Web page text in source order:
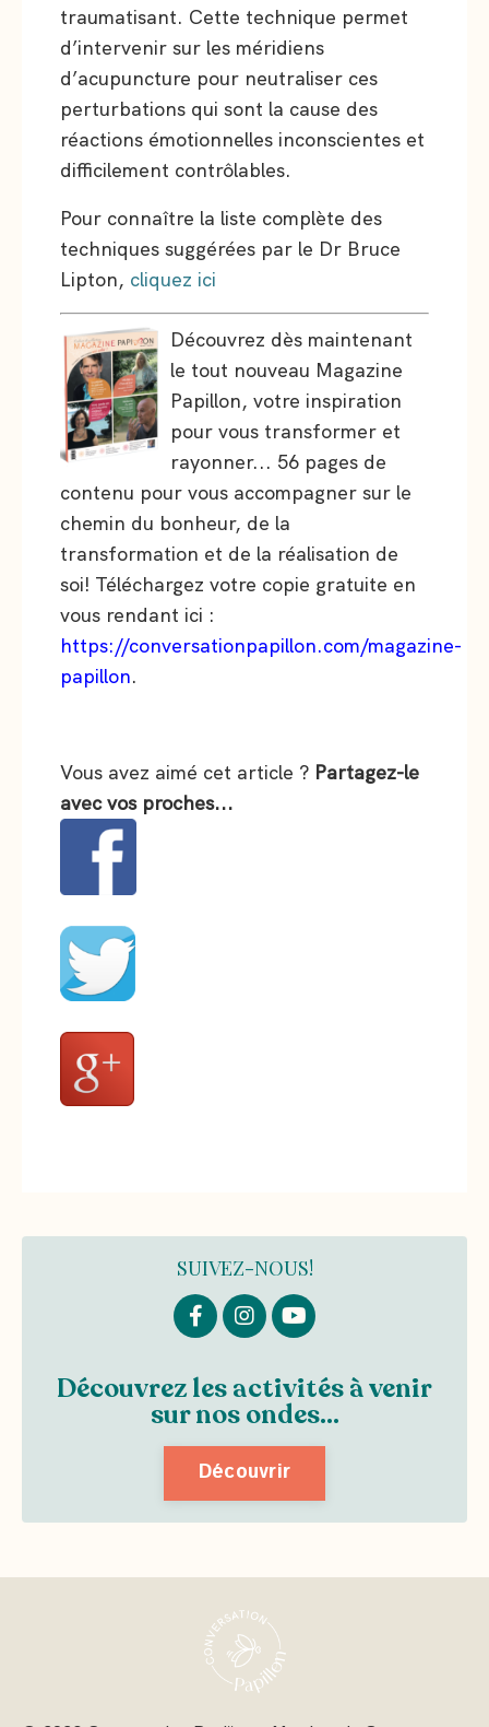
traumatisant. Cette technique permet
d’intervenir sur les méridiens
d’acupuncture pour neutraliser ces
perturbations qui sont la cause des
réactions émotionnelles inconscientes et
difficilement contrôlables.
Pour connaître la liste complète des
techniques suggérées par le Dr Bruce
Lipton, cliquez ici
Découvrez dès maintenant
le tout nouveau Magazine
Papillon, votre inspiration
pour vous transformer et
rayonner... 56 pages de
contenu pour vous accompagner sur le
chemin du bonheur, de la
transformation et de la réalisation de
soi! Téléchargez votre copie gratuite en
vous rendant ici :
https://conversationpapillon.com/magazine-
papillon.
Vous avez aimé cet article ? Partagez-le
avec vos proches...
SUIVEZ-NOUS!
Découvrez les activités à venir
sur nos ondes...
Découvrir